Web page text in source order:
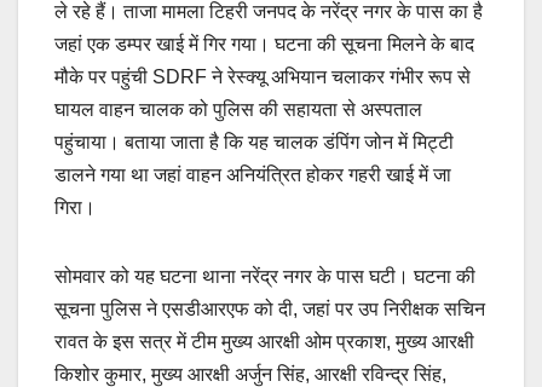
ले रहे हैं। ताजा मामला टिहरी जनपद के नरेंद्र नगर के पास का है
जहां एक डम्पर खाई में गिर गया। घटना की सूचना मिलने के बाद
मौके पर पहुंची SDRF ने रेस्क्यू अभियान चलाकर गंभीर रूप से
घायल वाहन चालक को पुलिस की सहायता से अस्पताल
पहुंचाया। बताया जाता है कि यह चालक डंपिंग जोन में मिट्टी
डालने गया था जहां वाहन अनियंत्रित होकर गहरी खाई में जा
गिरा।
सोमवार को यह घटना थाना नरेंद्र नगर के पास घटी। घटना की
सूचना पुलिस ने एसडीआरएफ को दी, जहां पर उप निरीक्षक सचिन
रावत के इस सत्र में टीम मुख्य आरक्षी ओम प्रकाश, मुख्य आरक्षी
किशोर कुमार, मुख्य आरक्षी अर्जुन सिंह, आरक्षी रविन्द्र सिंह,